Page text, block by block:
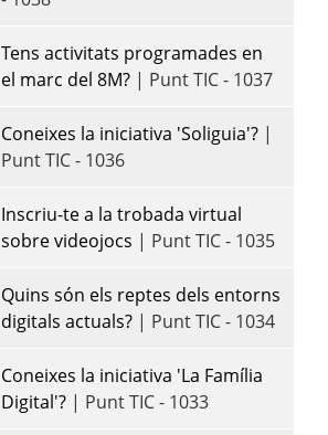
Tens activitats programades en
el marc del 8M? | Punt TIC - 1037
Coneixes la iniciativa 'Soliguia'? |
Punt TIC - 1036
Inscriu-te a la trobada virtual
sobre videojocs | Punt TIC - 1035
Quins són els reptes dels entorns
digitals actuals? | Punt TIC - 1034
Coneixes la iniciativa 'La Família
Digital'? | Punt TIC - 1033